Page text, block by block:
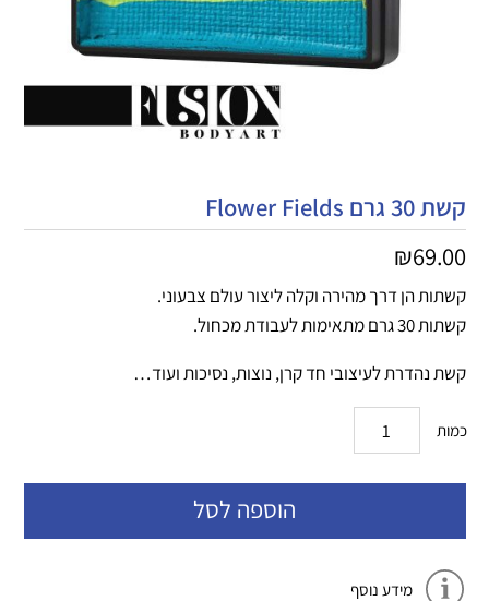
קשת 30 גרם Flower Fields
₪69.00
קשתות הן דרך מהירה וקלה ליצור עולם צבעוני.
קשתות 30 גרם מתאימות לעבודת מכחול.
קשת נהדרת לעיצובי חד קרן, נוצות, נסיכות ועוד…
כמות
הוספה לסל
מידע נוסף